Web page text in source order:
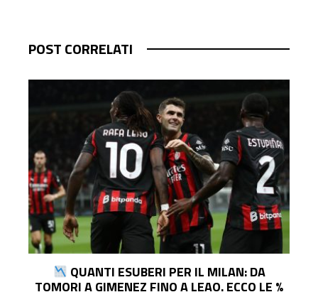
POST CORRELATI
UFFICIALE | PARMA, ECCO EL BILAL TOURÉ
DALL’ATALANTA: IL COMUNICATO